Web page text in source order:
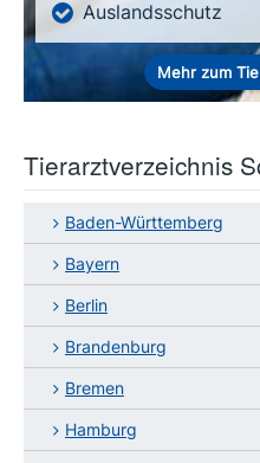
Auslandsschutz
Mehr zum
Tierarztverzeichnis
Baden-Württemberg
Bayern
Berlin
Brandenburg
Bremen
Hamburg